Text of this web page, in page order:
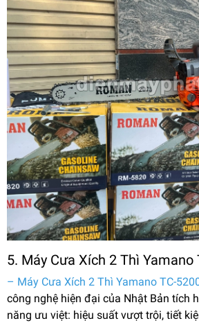
5. Máy Cưa Xích 2 Thì Yamano
– Máy Cưa Xích 2 Thì Yamano TC-
công nghệ hiện đại của Nhật Bản tích
năng ưu việt: hiệu suất vượt trội, tiết